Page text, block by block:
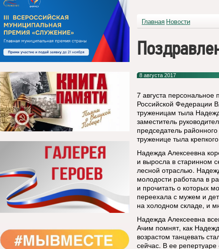
Главная Новости
8 августа 2017
7 августа
Российской Федерации
труженицам тыла
заместитель
председатель
труженице тыла
Надежда Алексеевна
и выросла в старинном
лесной отраслью.
молодости работала в
и прочитать о которых
переехала с мужем и
на холодном складе, и
Надежда Алексеевна
Ачим помнят, как
возрастом танцевать
сейчас. В ее